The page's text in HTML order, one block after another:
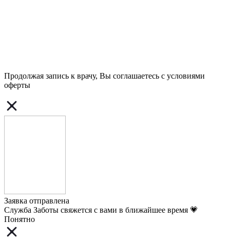
Продолжая запись к врачу, Вы соглашаетесь с условиями
оферты
Заявка отправлена
Служба Заботы свяжется с вами в ближайшее время 💗
Понятно